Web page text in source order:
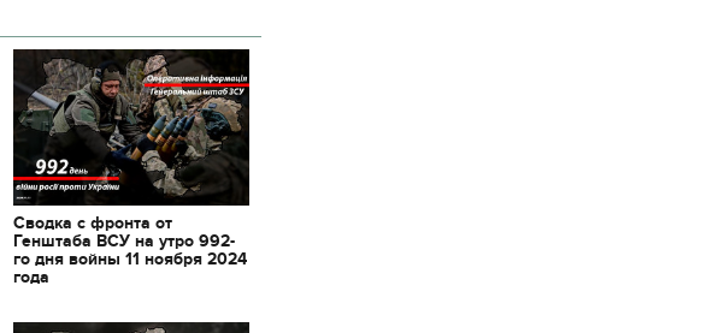
Сводка с фронта от
Генштаба ВСУ на утро 992-
го дня войны 11 ноября 2024
года